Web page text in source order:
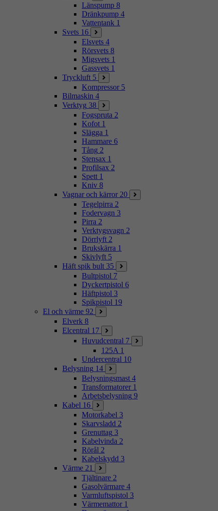
Länspump 8
Dränkpump 4
Vattentank 1
Svets 16
Elsvets 4
Rörsvets 8
Migsvets 1
Gassvets 1
Tryckluft 5
Kompressor 5
Bilmaskin 4
Verktyg 38
Fogspruta 2
Kofot 1
Slägga 1
Hammare 6
Tång 2
Stensax 1
Profilsax 2
Spett 1
Kniv 8
Vagnar och kärror 20
Tegelpirra 2
Fodervagn 3
Pirra 2
Verktygsvagn 2
Dörrlyft 2
Brukskärra 1
Skivlyft 5
Häft spik bult 35
Bultpistol 7
Dyckertpistol 6
Häftpistol 3
Spikpistol 19
El och värme 92
Elverk 8
Elcentral 17
Huvudcentral 7
125A 1
Undercentral 10
Belysning 14
Belysningsmast 4
Transformatorer 1
Arbetsbelysning 9
Kabel 16
Motorkabel 3
Skarvsladd 2
Grenuttag 3
Kabelvinda 2
Rörål 2
Kabelskydd 3
Värme 21
Tjältinare 2
Gasolvärmare 4
Varmluftspistol 3
Värmemattor 1